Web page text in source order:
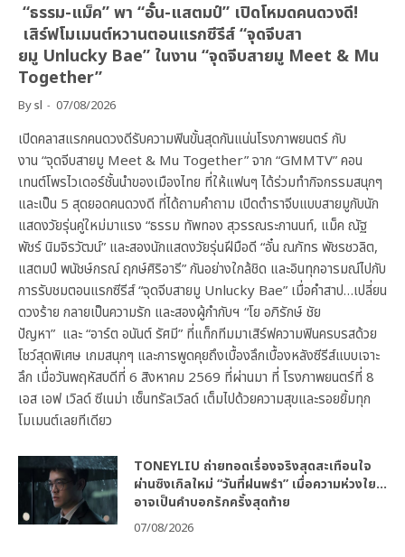
“ธรรม-แม็ค” พา “อั๋น-แสตมป์” เปิดโหมดคนดวงดี!
เสิร์ฟโมเมนต์หวานตอนแรกซีรีส์ “จุดจีบสา
ยมู Unlucky Bae” ในงาน “จุดจีบสายมู Meet & Mu
Together”
Bysl 07/08/2026
เปิดคลาสแรกคนดวงดีรับความฟินขั้นสุดกันแน่นโรงภาพยนตร์ กับ
งาน “จุดจีบสายมู Meet & Mu Together” จาก “GMMTV” คอน
เทนต์โพรไวเดอร์ชั้นนำของเมืองไทย ที่ให้แฟนๆ ได้ร่วมทำกิจกรรมสนุกๆ
และเป็น 5 สุดยอดคนดวงดี ที่ได้ถามคำถาม เปิดตำราจีบแบบสายมูกับนัก
แสดงวัยรุ่นคู่ใหม่มาแรง “ธรรม ทัพทอง สุวรรณระกานนท์, แม็ค ณัฐ
พัชร์ นิมจิรวัฒน์” และสองนักแสดงวัยรุ่นฝีมือดี “อั๋น ณภัทร พัชรชวลิต,
แสตมป์ พนัชษ์กรณ์ ฤกษ์ศิริอารี” กันอย่างใกล้ชิด และอินทุกอารมณ์ไปกับ
การรับชมตอนแรกซีรีส์ “จุดจีบสายมู Unlucky Bae” เมื่อคำสาป…เปลี่ยน
ดวงร้าย กลายเป็นความรัก และสองผู้กำกับฯ “โย อภิรักษ์ ชัย
ปัญหา” และ “อาร์ต อนันต์ รัศมี” ที่แท็กทีมมาเสิร์ฟความฟินครบรสด้วย
โชว์สุดพิเศษ เกมสนุกๆ และการพูดคุยถึงเบื้องลึกเบื้องหลังซีรีส์แบบเจาะ
ลึก เมื่อวันพฤหัสบดีที่ 6 สิงหาคม 2569 ที่ผ่านมา ที่ โรงภาพยนตร์ที่ 8
เอส เอฟ เวิลด์ ซีเนม่า เซ็นทรัลเวิลด์ เต็มไปด้วยความสุขและรอยยิ้มทุก
โมเมนต์เลยทีเดียว
TONEYLIU ถ่ายทอดเรื่องจริงสุดสะเทือนใจ
ผ่านซิงเกิลใหม่ “วันที่ฝนพรำ” เมื่อความห่วงใย…
อาจเป็นคำบอกรักครั้งสุดท้าย
07/08/2026